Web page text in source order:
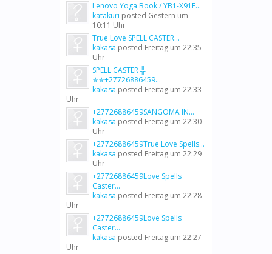
Lenovo Yoga Book / YB1-X91F...
katakuri posted Gestern um
10:11 Uhr
True Love SPELL CASTER...
kakasa posted Freitag um 22:35
Uhr
SPELL CASTER ╬
✯✯+27726886459...
kakasa posted Freitag um 22:33
Uhr
+27726886459SANGOMA IN...
kakasa posted Freitag um 22:30
Uhr
+27726886459True Love Spells...
kakasa posted Freitag um 22:29
Uhr
+27726886459Love Spells
Caster...
kakasa posted Freitag um 22:28
Uhr
+27726886459Love Spells
Caster...
kakasa posted Freitag um 22:27
Uhr